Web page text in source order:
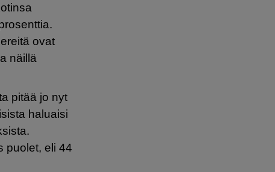
ovat
näillä
pitää jo nyt
haluaisi
puolet, eli 44